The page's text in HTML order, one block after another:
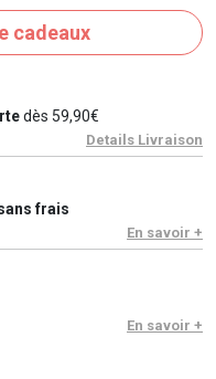
cadeaux
dès 59,90€
Details Livraison
frais
En savoir +
En savoir +